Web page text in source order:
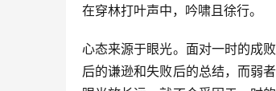
在穿林打叶声中，吟啸且徐行。
心态来源于眼光。面对一时的成
后的谦逊和失败后的总结，而弱